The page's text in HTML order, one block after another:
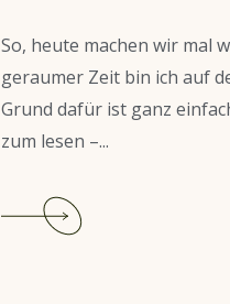
So, heute machen wir mal
geraumer Zeit bin ich auf
Grund dafür ist ganz
zum lesen –...